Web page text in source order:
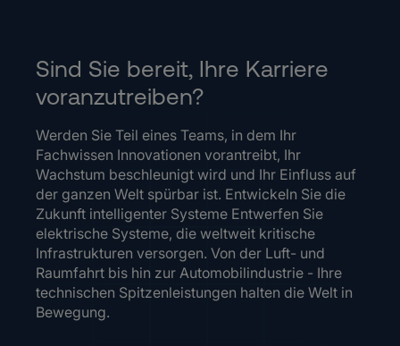
Sind Sie bereit, Ihre Karriere
voranzutreiben?
Werden Sie Teil eines Teams, in dem Ihr
Fachwissen Innovationen vorantreibt, Ihr
Wachstum beschleunigt wird und Ihr Einfluss auf
der ganzen Welt spürbar ist. Entwickeln Sie die
Zukunft intelligenter Systeme Entwerfen Sie
elektrische Systeme, die weltweit kritische
Infrastrukturen versorgen. Von der Luft- und
Raumfahrt bis hin zur Automobilindustrie - Ihre
technischen Spitzenleistungen halten die Welt in
Bewegung.